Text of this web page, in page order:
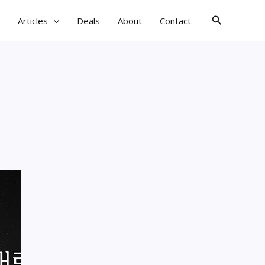
Articles Deals About Contact
검